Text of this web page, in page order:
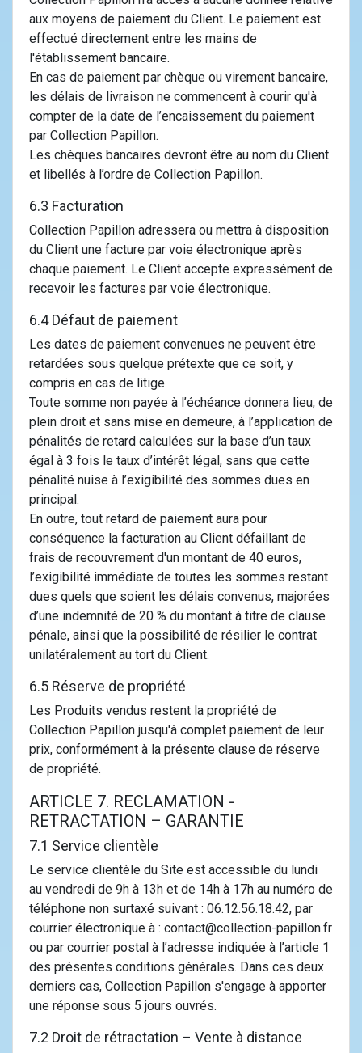
aux moyens de paiement du Client. Le paiement est
effectué directement entre les mains de
l'établissement bancaire.
En cas de paiement par chèque ou virement bancaire,
les délais de livraison ne commencent à courir qu'à
compter de la date de l’encaissement du paiement
par Collection Papillon.
Les chèques bancaires devront être au nom du Client
et libellés à l’ordre de Collection Papillon.
6.3 Facturation
Collection Papillon adressera ou mettra à disposition
du Client une facture par voie électronique après
chaque paiement. Le Client accepte expressément de
recevoir les factures par voie électronique.
6.4 Défaut de paiement
Les dates de paiement convenues ne peuvent être
retardées sous quelque prétexte que ce soit, y
compris en cas de litige.
Toute somme non payée à l’échéance donnera lieu, de
plein droit et sans mise en demeure, à l’application de
pénalités de retard calculées sur la base d’un taux
égal à 3 fois le taux d’intérêt légal, sans que cette
pénalité nuise à l’exigibilité des sommes dues en
principal.
En outre, tout retard de paiement aura pour
conséquence la facturation au Client défaillant de
frais de recouvrement d'un montant de 40 euros,
l’exigibilité immédiate de toutes les sommes restant
dues quels que soient les délais convenus, majorées
d’une indemnité de 20 % du montant à titre de clause
pénale, ainsi que la possibilité de résilier le contrat
unilatéralement au tort du Client.
6.5 Réserve de propriété
Les Produits vendus restent la propriété de
Collection Papillon jusqu'à complet paiement de leur
prix, conformément à la présente clause de réserve
de propriété.
ARTICLE 7. RECLAMATION -
RETRACTATION – GARANTIE
7.1 Service clientèle
Le service clientèle du Site est accessible du lundi
au vendredi de 9h à 13h et de 14h à 17h au numéro de
téléphone non surtaxé suivant : 06.12.56.18.42, par
courrier électronique à : contact@collection-papillon.fr
ou par courrier postal à l’adresse indiquée à l’article 1
des présentes conditions générales. Dans ces deux
derniers cas, Collection Papillon s'engage à apporter
une réponse sous 5 jours ouvrés.
7.2 Droit de rétractation – Vente à distance